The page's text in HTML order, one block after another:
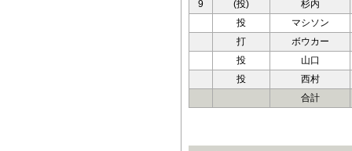
9
(投)
杉内
投
マシソン
打
ボウカー
投
山口
投
西村
合計